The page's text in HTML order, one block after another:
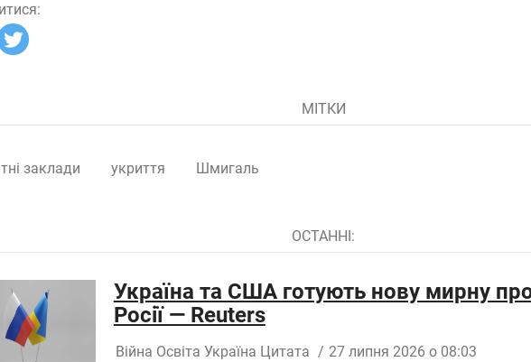
МІТКИ
заклади укриття Шмигаль
ОСТАННІ:
Україна та США готують нову мирну
Росії — Reuters
Війна Освіта Україна Цитата / 27 липня 2026 о 08:03